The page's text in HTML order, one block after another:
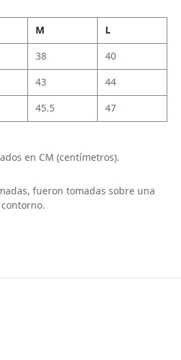
M
L
38
40
43
44
45.5 47
en CM (centímetros).
fueron tomadas sobre una